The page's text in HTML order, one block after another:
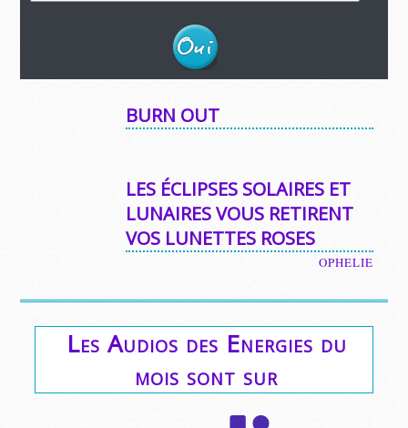
BURN OUT
LES ÉCLIPSES SOLAIRES ET
LUNAIRES VOUS RETIRENT
VOS LUNETTES ROSES
OPHELIE
Les Audios des Energies du
mois sont sur